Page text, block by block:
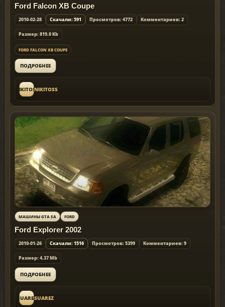
Ford Falcon XB Coupe
2010-02-28 Скачали: 591 Просмотров: 4772 Комментариев: 2
Размер: 819.0 Kb
FORD FALCON XB COUPE
ПОДРОБНЕЕ
NIKITOSSNIKITOSS
МАШИНЫ GTA SA FORD
Ford Explorer 2002
2010-01-26 Скачали: 1516 Просмотров: 5399 Комментариев: 9
Размер: 4.37 Mb
ПОДРОБНЕЕ
SUAREZSUAREZ